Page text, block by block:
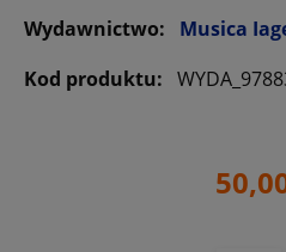
Wydawnictwo:
Musica
Kod produktu: